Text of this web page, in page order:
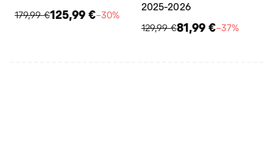
179,99 €125,99 €−30%
2025-2026
129,99 €81,99 €−37%